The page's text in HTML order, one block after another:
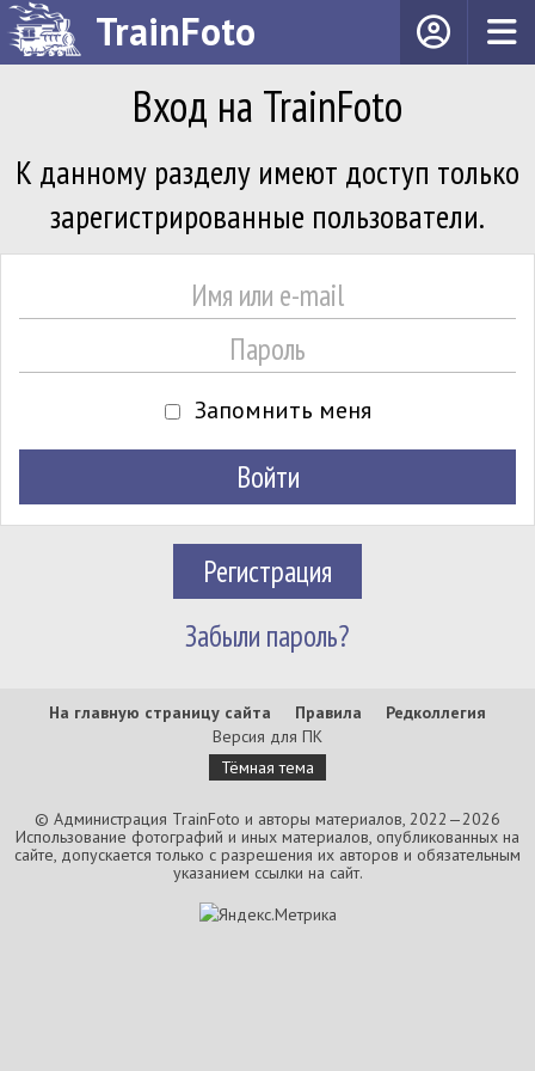
TrainFoto
Вход на TrainFoto
К данному разделу имеют доступ только
зарегистрированные пользователи.
Запомнить меня
Регистрация
Забыли пароль?
На главную страницу сайта Правила
Редколлегия
Версия для ПК
Тёмная тема
© Администрация TrainFoto и авторы материалов, 2022—2026
Использование фотографий и иных материалов, опубликованных на
сайте, допускается только с разрешения их авторов и обязательным
указанием ссылки на сайт.